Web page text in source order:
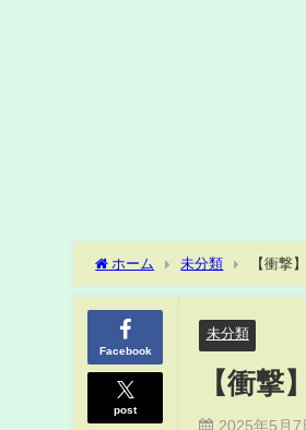
ホーム 未分類 【衝撃
Facebook
post
未分類
【衝撃
2025年5月7